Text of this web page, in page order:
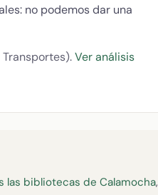
no podemos dar una
Ver análisis
las bibliotecas de Calamocha,